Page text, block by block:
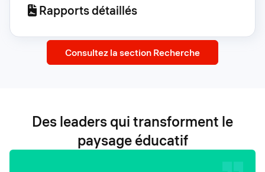
Rapports détaillés
Consultez la section Recherche
Des leaders qui transforment le
paysage éducatif